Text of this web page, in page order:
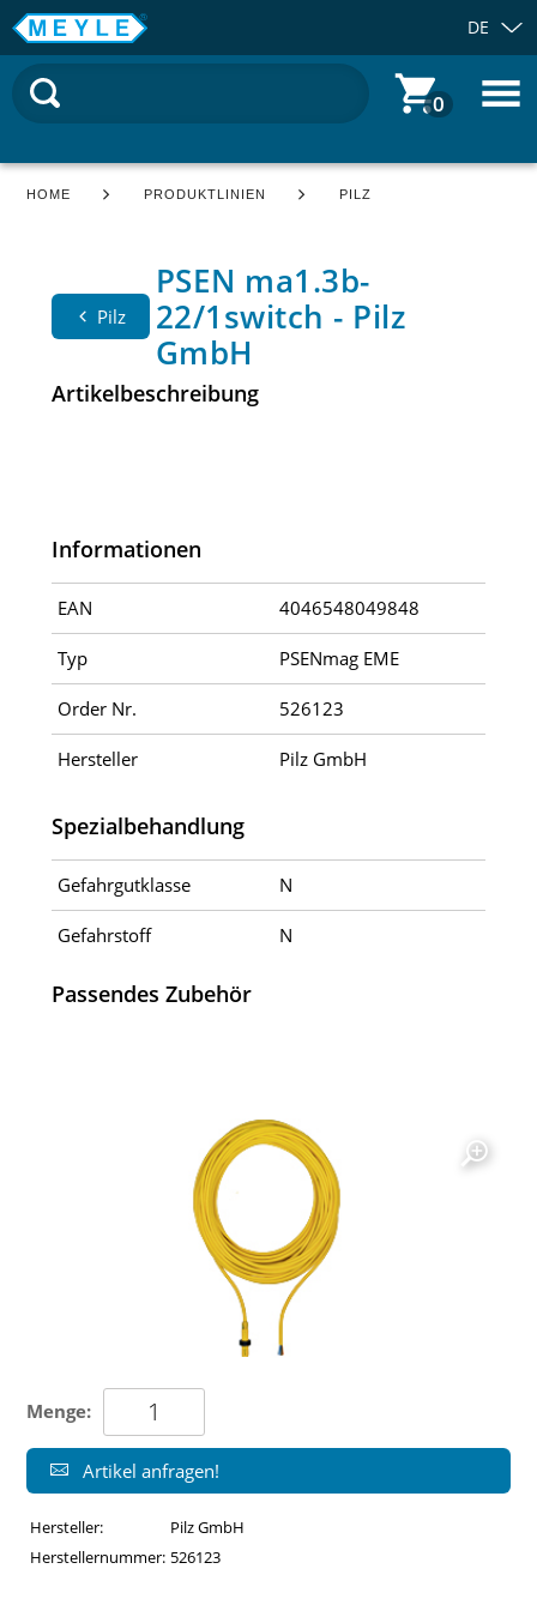
DE
0
HOME PRODUKTLINIEN PILZ
Pilz
PSEN ma1.3b-
22/1switch - Pilz
GmbH
Artikelbeschreibung
Informationen
EAN 4046548049848
Typ PSENmag EME
Order Nr. 526123
Hersteller Pilz GmbH
Spezialbehandlung
Gefahrgutklasse N
Gefahrstoff N
Passendes Zubehör
Menge:
Artikel anfragen!
Hersteller:
Pilz GmbH
Herstellernummer: 526123